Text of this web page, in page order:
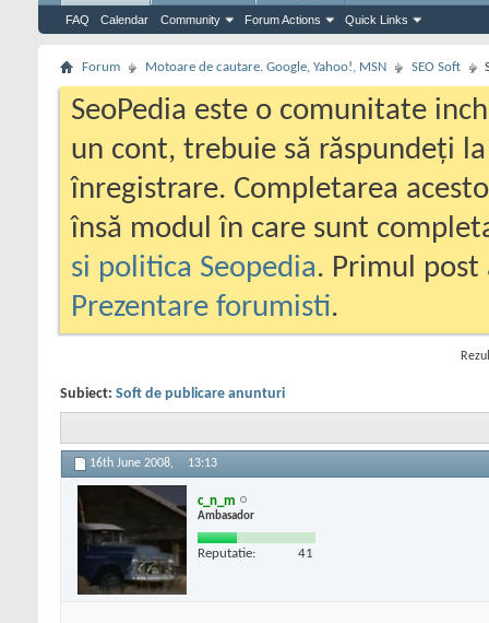
FAQ Calendar Community Forum Actions Quick Links
Forum Motoare de cautare. Google, Yahoo!, MSN SEO Soft
SeoPedia este o comunitate
un cont, trebuie să răspundeți
înregistrare. Completarea
însă modul în care sunt
si politica Seopedia. Primul
Prezentare forumisti.
Subiect: Soft de publicare anunturi
16th June 2008, 13:13
c_n_m
Ambasador
Reputatie: 41